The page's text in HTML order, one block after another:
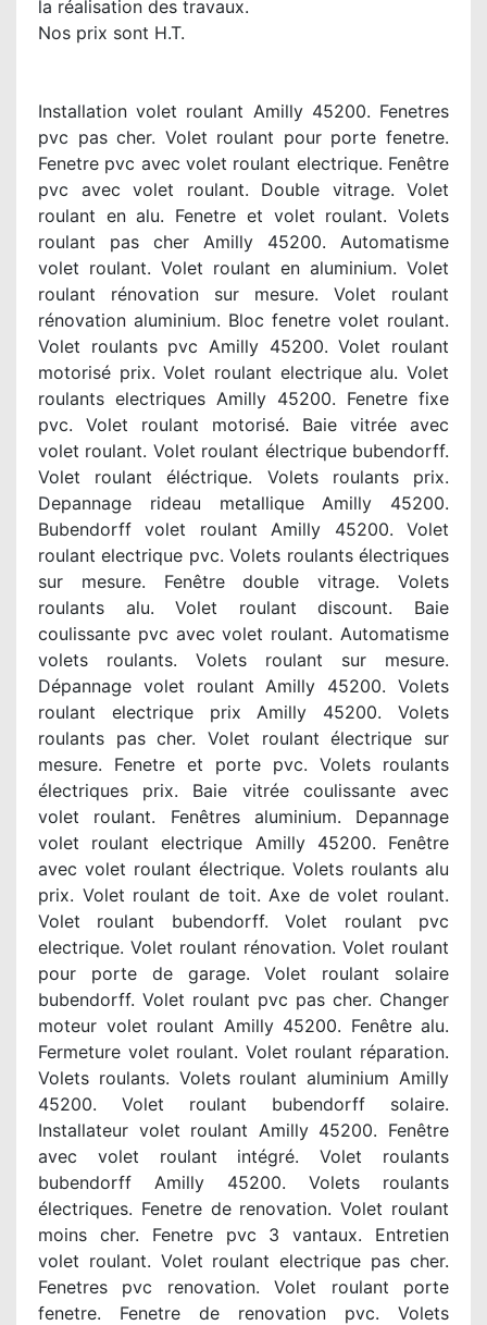
la réalisation des travaux.
Nos prix sont H.T.
Installation volet roulant Amilly 45200. Fenetres
pvc pas cher. Volet roulant pour porte fenetre.
Fenetre pvc avec volet roulant electrique. Fenêtre
pvc avec volet roulant. Double vitrage. Volet
roulant en alu. Fenetre et volet roulant. Volets
roulant pas cher Amilly 45200. Automatisme
volet roulant. Volet roulant en aluminium. Volet
roulant rénovation sur mesure. Volet roulant
rénovation aluminium. Bloc fenetre volet roulant.
Volet roulants pvc Amilly 45200. Volet roulant
motorisé prix. Volet roulant electrique alu. Volet
roulants electriques Amilly 45200. Fenetre fixe
pvc. Volet roulant motorisé. Baie vitrée avec
volet roulant. Volet roulant électrique bubendorff.
Volet roulant éléctrique. Volets roulants prix.
Depannage rideau metallique Amilly 45200.
Bubendorff volet roulant Amilly 45200. Volet
roulant electrique pvc. Volets roulants électriques
sur mesure. Fenêtre double vitrage. Volets
roulants alu. Volet roulant discount. Baie
coulissante pvc avec volet roulant. Automatisme
volets roulants. Volets roulant sur mesure.
Dépannage volet roulant Amilly 45200. Volets
roulant electrique prix Amilly 45200. Volets
roulants pas cher. Volet roulant électrique sur
mesure. Fenetre et porte pvc. Volets roulants
électriques prix. Baie vitrée coulissante avec
volet roulant. Fenêtres aluminium. Depannage
volet roulant electrique Amilly 45200. Fenêtre
avec volet roulant électrique. Volets roulants alu
prix. Volet roulant de toit. Axe de volet roulant.
Volet roulant bubendorff. Volet roulant pvc
electrique. Volet roulant rénovation. Volet roulant
pour porte de garage. Volet roulant solaire
bubendorff. Volet roulant pvc pas cher. Changer
moteur volet roulant Amilly 45200. Fenêtre alu.
Fermeture volet roulant. Volet roulant réparation.
Volets roulants. Volets roulant aluminium Amilly
45200. Volet roulant bubendorff solaire.
Installateur volet roulant Amilly 45200. Fenêtre
avec volet roulant intégré. Volet roulants
bubendorff Amilly 45200. Volets roulants
électriques. Fenetre de renovation. Volet roulant
moins cher. Fenetre pvc 3 vantaux. Entretien
volet roulant. Volet roulant electrique pas cher.
Fenetres pvc renovation. Volet roulant porte
fenetre. Fenetre de renovation pvc. Volets